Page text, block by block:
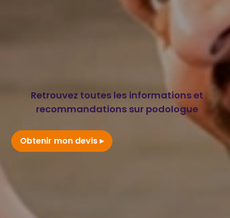
Retrouvez toutes les informations et
recommandations sur podologue
Obtenir mon devis